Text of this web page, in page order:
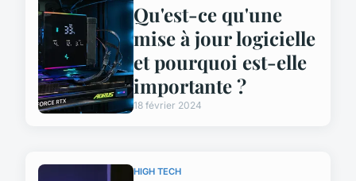
Qu'est-ce qu'une
mise à jour logicielle
et pourquoi est-elle
importante ?
18 février 2024
HIGH TECH